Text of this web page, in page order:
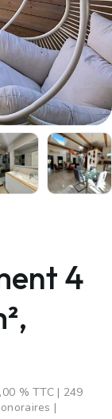
4
% TTC | 249
|